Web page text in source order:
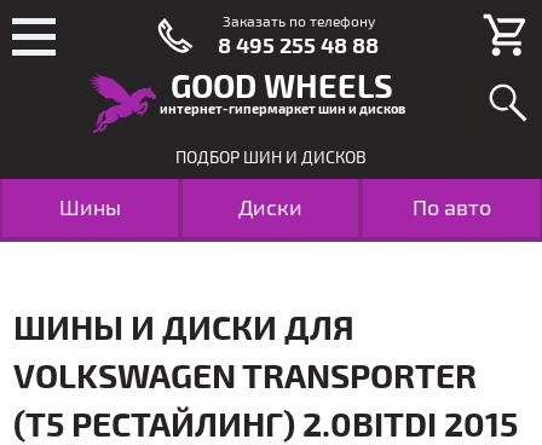
GOOD WHEELS
интернет-гипермаркет шин и дисков
ПОДБОР ШИН И ДИСКОВ
Шины Диски По авто
ШИНЫ И ДИСКИ ДЛЯ
VOLKSWAGEN TRANSPORTER
(T5 РЕСТАЙЛИНГ) 2.0BITDI 2015
Заказать по телефону
8 495 255 48 88